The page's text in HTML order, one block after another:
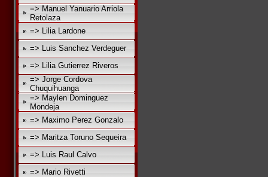
=> Manuel Yanuario Arriola
Retolaza
=> Lilia Lardone
=> Luis Sanchez Verdeguer
=> Lilia Gutierrez Riveros
=> Jorge Cordova
Chuquihuanga
=> Maylen Dominguez
Mondeja
=> Maximo Perez Gonzalo
=> Maritza Toruno Sequeira
=> Luis Raul Calvo
=> Mario Rivetti